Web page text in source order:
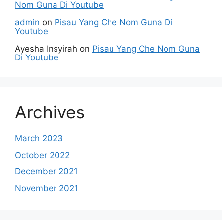
Nom Guna Di Youtube
admin on Pisau Yang Che Nom Guna Di
Youtube
Ayesha Insyirah on Pisau Yang Che Nom Guna
Di Youtube
Archives
March 2023
October 2022
December 2021
November 2021